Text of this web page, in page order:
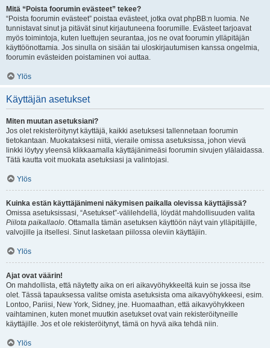
Mitä “Poista foorumin evästeet” tekee?
“Poista foorumin evästeet” poistaa evästeet, jotka ovat phpBB:n luomia. Ne
tunnistavat sinut ja pitävät sinut kirjautuneena foorumille. Evästeet tarjoavat
myös toimintoja, kuten luettujen seurantaa, jos ne ovat foorumin ylläpitäjän
käyttöönottamia. Jos sinulla on sisään tai uloskirjautumisen kanssa ongelmia,
foorumin evästeiden poistaminen voi auttaa.
Ylös
Käyttäjän asetukset
Miten muutan asetuksiani?
Jos olet rekisteröitynyt käyttäjä, kaikki asetuksesi tallennetaan foorumin
tietokantaan. Muokataksesi niitä, vieraile omissa asetuksissa, johon vievä
linkki löytyy yleensä klikkaamalla käyttäjänimeäsi foorumin sivujen ylälaidassa.
Tätä kautta voit muokata asetuksiasi ja valintojasi.
Ylös
Kuinka estän käyttäjänimeni näkymisen paikalla olevissa käyttäjissä?
Omissa asetuksissasi, “Asetukset”-välilehdellä, löydät mahdollisuuden valita
Piilota paikallaolo. Ottamalla tämän asetuksen käyttöön näyt vain ylläpitäjille,
valvojille ja itsellesi. Sinut lasketaan piilossa oleviin käyttäjiin.
Ylös
Ajat ovat väärin!
On mahdollista, että näytetty aika on eri aikavyöhykkeeltä kuin se jossa itse
olet. Tässä tapauksessa valitse omista asetuksista oma aikavyöhykkeesi, esim.
Lontoo, Pariisi, New York, Sidney, jne. Huomaathan, että aikavyöhykkeen
vaihtaminen, kuten monet muutkin asetukset ovat vain rekisteröityneille
käyttäjille. Jos et ole rekisteröitynyt, tämä on hyvä aika tehdä niin.
Ylös